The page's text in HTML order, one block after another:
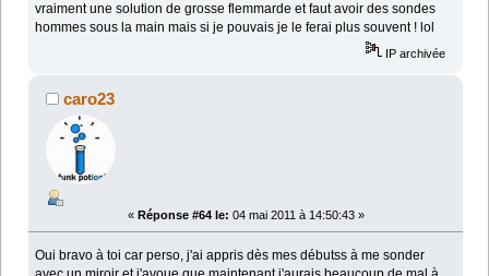
vraiment une solution de grosse flemmarde et faut avoir des sondes
hommes sous la main mais si je pouvais je le ferai plus souvent ! lol
IP archivée
caro23
« Réponse #64 le: 04 mai 2011 à 14:50:43 »
Oui bravo à toi car perso, j'ai appris dès mes débutss à me sonder